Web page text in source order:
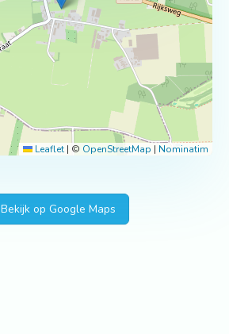
Leaflet | © OpenStreetMap | Nominatim
Bekijk op Google Maps